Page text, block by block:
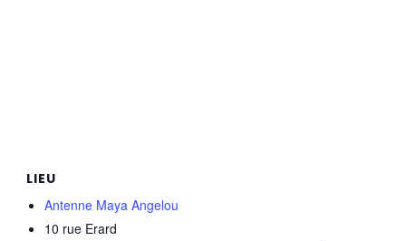
LIEU
Antenne Maya Angelou
10 rue Erard